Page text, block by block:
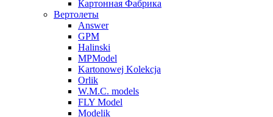
Картонная Фабрика
Вертолеты
Answer
GPM
Halinski
MPModel
Kartonowej Kolekcja
Orlik
W.M.C. models
FLY Model
Modelik